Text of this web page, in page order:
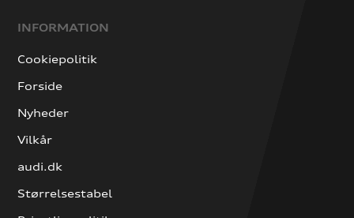
INFORMATION
Cookiepolitik
Forside
Nyheder
Vilkår
audi.dk
Størrelsestabel